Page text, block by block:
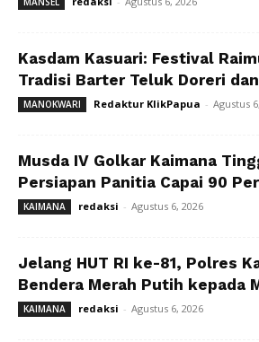
Kasdam Kasuari: Festival
Tradisi Barter Teluk Doreri
MANOKWARI Redaktur KlikPapua - Agustus
Musda IV Golkar Kaimana
Persiapan Panitia Capai 90
KAIMANA redaksi - Agustus 6, 2026
Jelang HUT RI ke-81, Polres
Bendera Merah Putih kepada
KAIMANA redaksi - Agustus 6, 2026